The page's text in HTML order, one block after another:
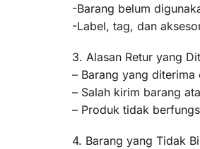
-Barang belum
-Label, tag, dan
3. Alasan Retur yang
– Barang yang
– Salah kirim barang
– Produk tidak
4. Barang yang Tidak